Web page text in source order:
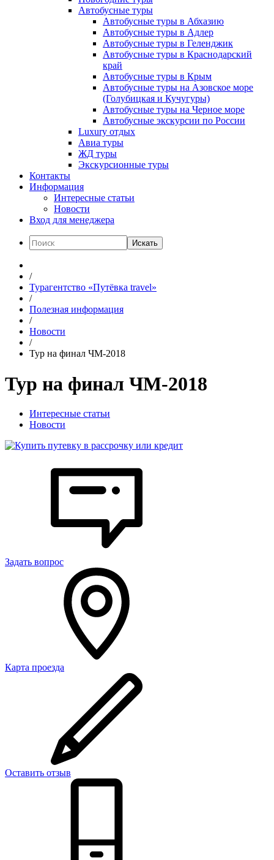
Автобусные туры
Автобусные туры в Абхазию
Автобусные туры в Адлер
Автобусные туры в Геленджик
Автобусные туры в Краснодарский
край
Автобусные туры в Крым
Автобусные туры на Азовское море
(Голубицкая и Кучугуры)
Автобусные туры на Черное море
Автобусные экскурсии по России
Luxury отдых
Авиа туры
ЖД туры
Экскурсионные туры
Контакты
Информация
Интересные статьи
Новости
Вход для менеджера
Искать
/
Турагентство «Путёвка travel»
/
Полезная информация
/
Новости
/
Тур на финал ЧМ-2018
Тур на финал ЧМ-2018
Интересные статьи
Новости
Задать вопрос
Карта проезда
Оставить отзыв